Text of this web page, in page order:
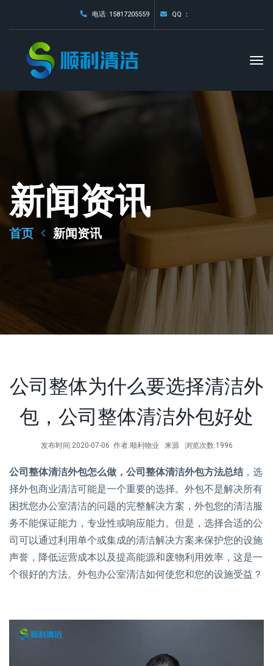
电话: 15817205559 QQ ：
新闻资讯
首页 新闻资讯
公司整体为什么要选择清洁外
包，公司整体清洁外包好处
发布时间:2020-07-06 作者:顺利物业 来源 浏览次数:1996
公司整体清洁外包怎么做，公司整体清洁外包方法总结，选
择外包商业清洁可能是一个重要的选择。外包不是解决所有
困扰您办公室清洁的问题的完整解决方案，外包您的清洁服
务不能保证能力，专业性或响应能力。但是，选择合适的公
司可以通过利用单个或集成的清洁解决方案来保护您的设施
声誉，降低运营成本以及提高能源和废物利用效率，这是一
个很好的方法。外包办公室清洁如何使您和您的设施受益？